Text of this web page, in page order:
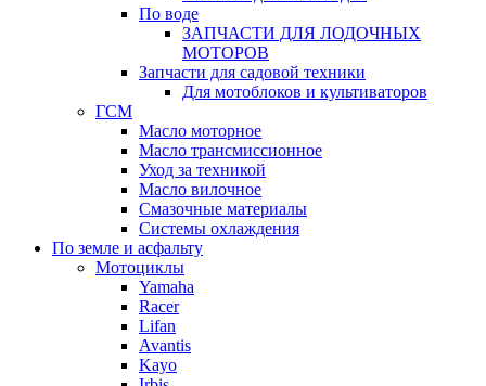
По воде
ЗАПЧАСТИ ДЛЯ ЛОДОЧНЫХ
МОТОРОВ
Запчасти для садовой техники
Для мотоблоков и культиваторов
ГСМ
Масло моторное
Масло трансмиссионное
Уход за техникой
Масло вилочное
Смазочные материалы
Системы охлаждения
По земле и асфальту
Мотоциклы
Yamaha
Racer
Lifan
Avantis
Kayo